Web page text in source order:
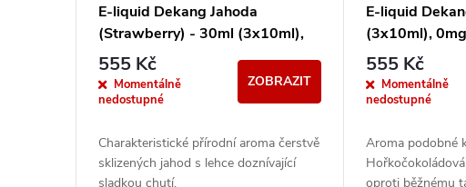
E-liquid Dekang Jahoda
(Strawberry) - 30ml (3x10ml),
0mg
555 Kč
Momentálně
nedostupné
ZOBRAZIT
Charakteristické přírodní aroma čerstvě
sklizených jahod s lehce doznívající
sladkou chutí.
E-liquid
(3x10ml), 0mg
555 Kč
Momentálně
nedostupné
Aroma podobné
oproti běžnému